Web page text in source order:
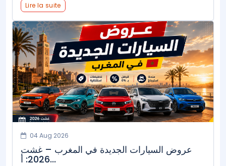
Lire la suite
04 Aug 2026
عروض السيارات الجديدة في المغرب – غشت
2026: أ...